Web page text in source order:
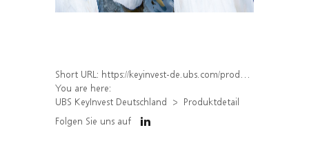
Short URL: https://keyinvest-de.ubs.com/produkt/detail/index/isin/DE000WA8GCY7
You are here:
UBS KeyInvest Deutschland
Produktdetail
Folgen Sie uns auf